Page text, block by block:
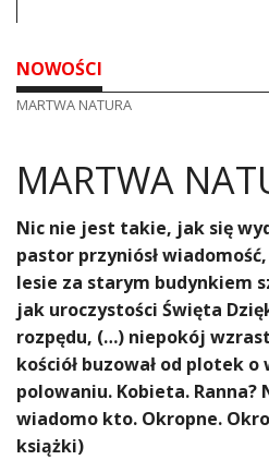
NOWOŚCI
MARTWA NATURA
MARTWA
Nic nie jest takie, jak się
pastor przyniósł
lesie za starym budynkiem
jak uroczystości Święta
rozpędu, (…) niepokój
kościół buzował od plotek
polowaniu. Kobieta. Ranna?
wiadomo kto. Okropne.
książki)